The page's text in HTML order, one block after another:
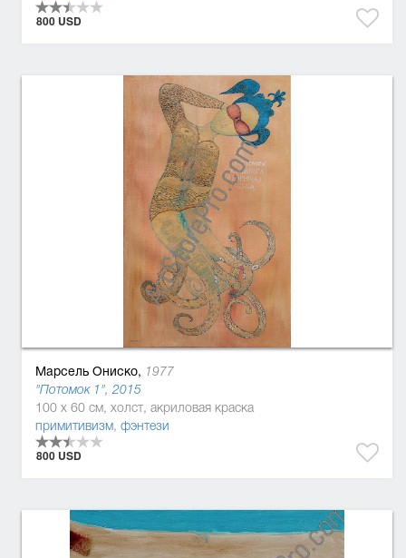
800 USD
Марсель Ониско, 1977
"Потомок 1", 2015
100 x 60 см, холст, акриловая краска
примитивизм, фэнтези
800 USD